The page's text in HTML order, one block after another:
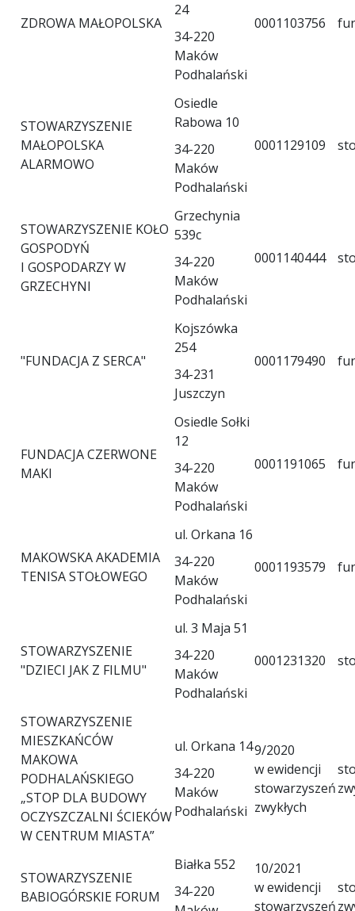
ZDROWA MAŁOPOLSKA
24
34-220
Maków
Podhalański
0001103756
STOWARZYSZENIE
MAŁOPOLSKA
ALARMOWO
Osiedle
Rabowa 10
34-220
Maków
Podhalański
0001129109
STOWARZYSZENIE KOŁO
GOSPODYŃ
I GOSPODARZY W
GRZECHYNI
Grzechynia
539c
34-220
Maków
Podhalański
0001140444
"FUNDACJA Z SERCA"
Kojszówka
254
34-231
Juszczyn
0001179490
FUNDACJA CZERWONE
MAKI
Osiedle Sołki
12
34-220
Maków
Podhalański
0001191065
MAKOWSKA AKADEMIA
TENISA STOŁOWEGO
ul. Orkana 16
34-220
Maków
Podhalański
0001193579
STOWARZYSZENIE
"DZIECI JAK Z FILMU"
ul. 3 Maja 51
34-220
Maków
Podhalański
0001231320
STOWARZYSZENIE
MIESZKAŃCÓW
MAKOWA
PODHALAŃSKIEGO
„STOP DLA BUDOWY
OCZYSZCZALNI ŚCIEKÓW
W CENTRUM MIASTA”
ul. Orkana 14
34-220
Maków
Podhalański
9/2020
w ewidencji
stowarzyszeń
zwykłych
STOWARZYSZENIE
BABIOGÓRSKIE FORUM
Białka 552
34-220
10/2021
w ewidencji
stowarzyszeń